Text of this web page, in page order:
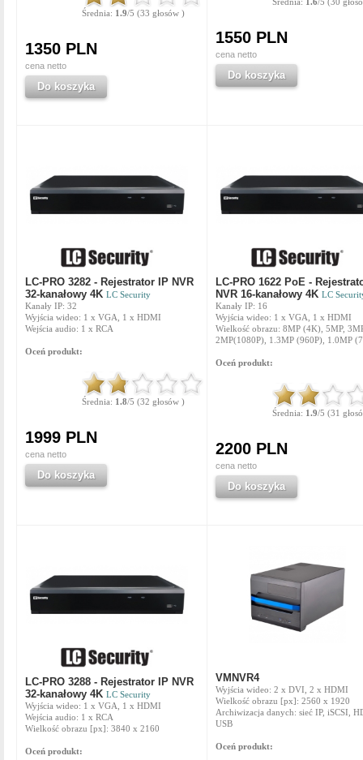
Średnia: 1.9/5 (33 głosów )
1350 PLN
cena netto
Do koszyka
1550 PLN
cena netto
Do koszyka
LC-PRO 3282 - Rejestrator IP NVR
32-kanałowy 4K LC Security
Kanały IP: 32
Wyjścia wideo: 1 x VGA, 1 x HDMI
Wejścia audio: 1 x RCA
Oceń produkt:
Średnia: 1.8/5 (32 głosów )
1999 PLN
cena netto
Do koszyka
LC-PRO 1622 PoE -
NVR 16-kanałowy 4K LC
Kanały IP: 16
Wyjścia wideo: 1 x VGA, 1 x HDMI
Wielkość obrazu: 8MP (4K), 5MP,
2MP(1080P), 1.3MP (960P), 1.0MP
Oceń produkt:
Średnia: 1.9/5 (31
2200 PLN
cena netto
Do koszyka
LC-PRO 3288 - Rejestrator IP NVR
32-kanałowy 4K LC Security
Wyjścia wideo: 1 x VGA, 1 x HDMI
Wejścia audio: 1 x RCA
Wielkość obrazu [px]: 3840 x 2160
Oceń produkt:
VMNVR4
Wyjścia wideo: 2 x DVI, 2 x HDMI
Wielkość obrazu [px]: 2560 x 1920
Archiwizacja danych: sieć IP, iSCSI,
USB
Oceń produkt: